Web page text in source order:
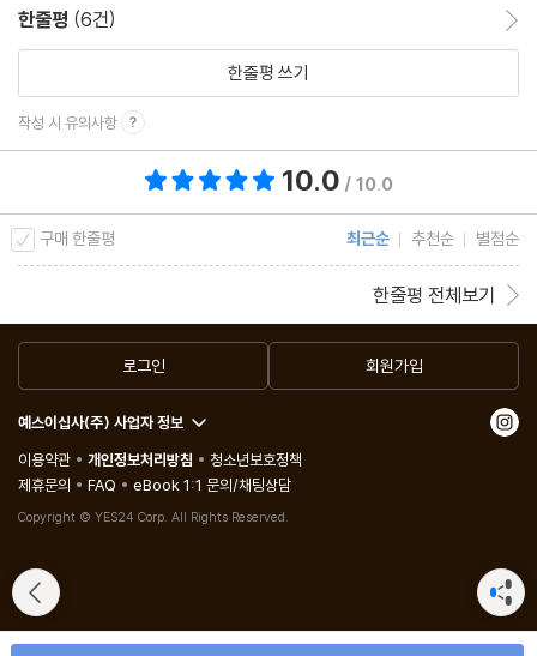
한줄평 (6건)
한줄평 쓰기
작성 시 유의사항
10.0 / 10.0
구매 한줄평 최근순 추천순 별점순
한줄평 전체보기
로그인 회원가입
예스이십사(주) 사업자 정보
이용약관
개인정보처리방침
청소년보호정책
제휴문의
FAQ eBook 1:1 문의/채팅상담
Copyright © YES24 Corp. All Rights Reserved.